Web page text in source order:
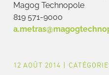
Magog Technopole
819 571-9000
12 AOÛT 2014 |